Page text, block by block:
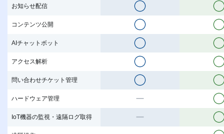
お知らせ配信
コンテンツ公開
AIチャットボット
アクセス解析
問い合わせチケット管理
ハードウェア管理
IoT機器の監視・遠隔ログ取得